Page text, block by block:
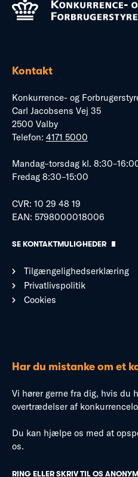
Kontakt
Konkurrence- og
Carl Jacobsens Vej 35
2500 Valby
Telefon: 4171 5000
Mandag–torsdag kl.
Fredag 8:30–15:00
CVR: 10 29 48 19
EAN: 5798000018006
SE KONTAKTMULIGHEDER
Tilgængelighedserklæring
Privatlivspolitik
Cookies
Har du mistanke om et
Vi hører gerne fra dig, hvis du
overtrædelser af
Du kan hjælpe os med at
os.
RING ELLER SKRIV TIL OS